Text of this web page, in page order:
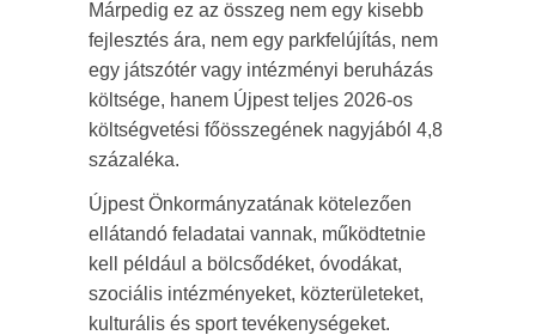
Márpedig ez az összeg nem egy kisebb
fejlesztés ára, nem egy parkfelújítás, nem
egy játszótér vagy intézményi beruházás
költsége, hanem Újpest teljes 2026-os
költségvetési főösszegének nagyjából 4,8
százaléka.
Újpest Önkormányzatának kötelezően
ellátandó feladatai vannak, működtetnie
kell például a bölcsődéket, óvodákat,
szociális intézményeket, közterületeket,
kulturális és sport tevékenységeket.